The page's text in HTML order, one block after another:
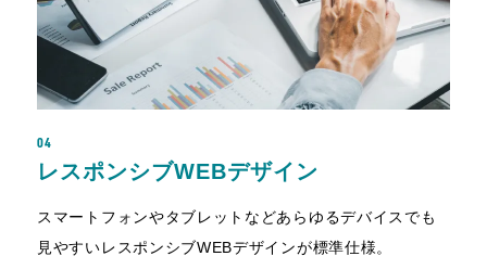
04
レスポンシブWEBデザイン
スマートフォンやタブレットなどあらゆるデバイスでも
見やすいレスポンシブWEBデザインが標準仕様。